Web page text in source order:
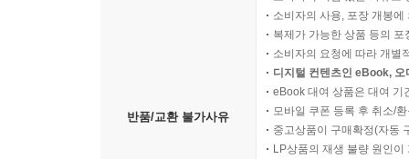
반품/교환 불가사유
소비자의 사용, 포장 개봉
복제가 가능한 상품 등의
소비자의 요청에 따라 개별
디지털 컨텐츠인 eBook,
eBook 대여 상품은 대여 기
모바일 쿠폰 등록 후 취소/
중고상품이 구매확정(자동
LP상품의 재생 불량 원인